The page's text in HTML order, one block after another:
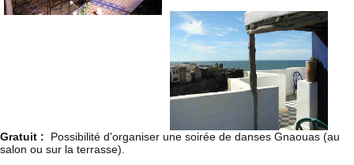
Gratuit :
Possibilité d'organiser une soirée de danses Gnaouas (au
salon ou sur la terrasse).